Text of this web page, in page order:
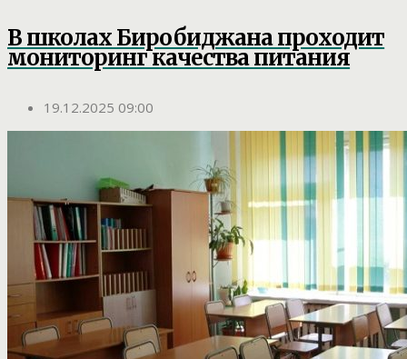
В школах Биробиджана проходит
мониторинг качества питания
19.12.2025 09:00